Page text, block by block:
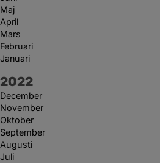
Maj
April
Mars
Februari
Januari
År:
2022
December
November
Oktober
September
Augusti
Juli